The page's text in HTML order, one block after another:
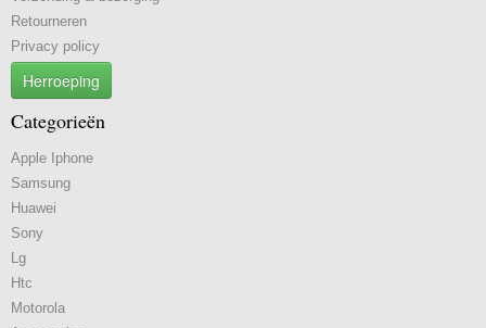
Retourneren
Privacy policy
Herroeping
Categorieën
Apple Iphone
Samsung
Huawei
Sony
Lg
Htc
Motorola